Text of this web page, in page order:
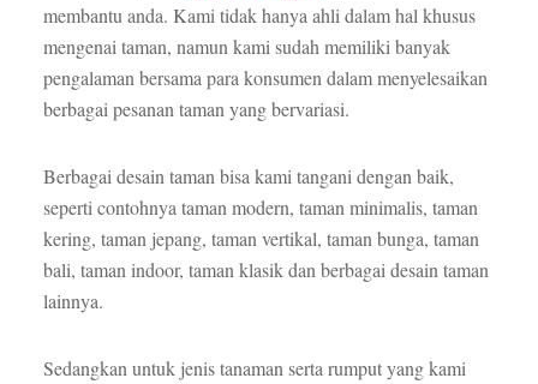
membantu anda. Kami tidak hanya ahli dalam hal khusus
mengenai taman, namun kami sudah memiliki banyak
pengalaman bersama para konsumen dalam menyelesaikan
berbagai pesanan taman yang bervariasi.
Berbagai desain taman bisa kami tangani dengan baik,
seperti contohnya taman modern, taman minimalis, taman
kering, taman jepang, taman vertikal, taman bunga, taman
bali, taman indoor, taman klasik dan berbagai desain taman
lainnya.
Sedangkan untuk jenis tanaman serta rumput yang kami